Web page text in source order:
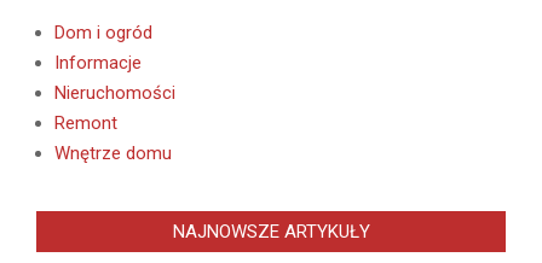
Dom i ogród
Informacje
Nieruchomości
Remont
Wnętrze domu
NAJNOWSZE ARTYKUŁY